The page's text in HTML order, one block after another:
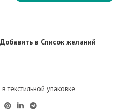
Добавить в Список желаний
текстильной упаковке